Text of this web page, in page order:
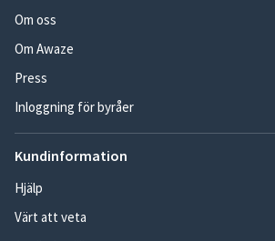
Om oss
Om Awaze
Press
Inloggning för byråer
Kundinformation
Hjälp
Värt att veta